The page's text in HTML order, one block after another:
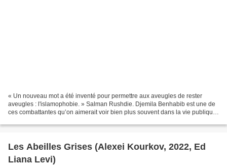
« Un nouveau mot a été inventé pour permettre aux aveugles de rester
aveugles : l'islamophobie. » Salman Rushdie. Djemila Benhabib est une de
ces combattantes qu’on aimerait voir bien plus souvent dans la vie publique
Les Abeilles Grises (Alexei Kourkov, 2022, Ed
Liana Levi)